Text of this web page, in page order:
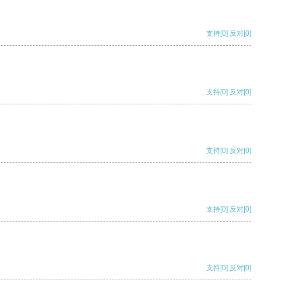
支持[0] 反对[0]
支持[0] 反对[0]
支持[0] 反对[0]
支持[0] 反对[0]
支持[0] 反对[0]